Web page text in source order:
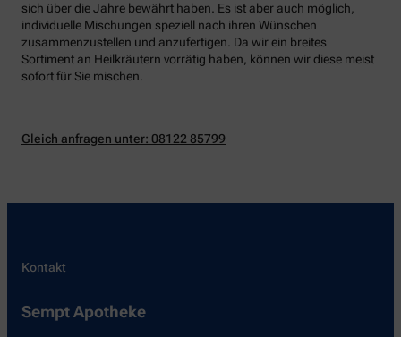
sich über die Jahre bewährt haben. Es ist aber auch möglich,
individuelle Mischungen speziell nach ihren Wünschen
zusammenzustellen und anzufertigen. Da wir ein breites
Sortiment an Heilkräutern vorrätig haben, können wir diese meist
sofort für Sie mischen.
Gleich anfragen unter: 08122 85799
Kontakt
Sempt Apotheke